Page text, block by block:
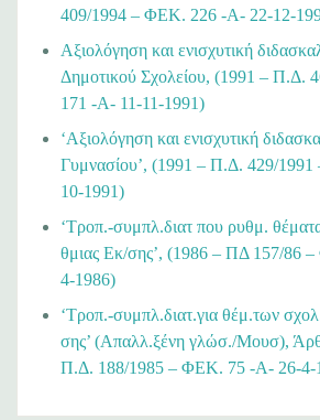
409/1994 – ΦΕΚ. 226 -Α- 22-12-
Αξιολόγηση και ενισχυτική
Δημοτικού Σχολείου, (1991 – Π.Δ.
171 -Α- 11-11-1991)
‘Αξιολόγηση και ενισχυτική
Γυμνασίου’, (1991 – Π.Δ. 429/
10-1991)
‘Τροπ.-συμπλ.διατ που ρυθμ.
θμιας Εκ/σης’, (1986 – ΠΔ 157/86
4-1986)
‘Τροπ.-συμπλ.διατ.για θέμ.των
σης’ (Απαλλ.ξένη γλώσ./Μουσ),
Π.Δ. 188/1985 – ΦΕΚ. 75 -Α- 26-4-